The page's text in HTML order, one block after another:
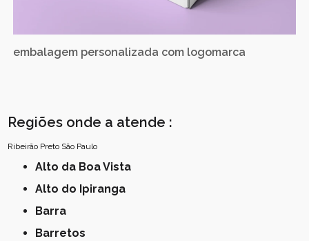
embalagem personalizada com logomarca
Regiões onde a atende :
Ribeirão Preto São Paulo
Alto da Boa Vista
Alto do Ipiranga
Barra
Barretos